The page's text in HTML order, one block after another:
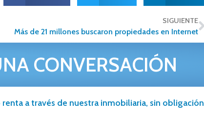
SIGUIENTE
Más de 21 millones buscaron propiedades en Internet
CONVERSACIÓN
a través de nuestra inmobiliaria, sin obligación